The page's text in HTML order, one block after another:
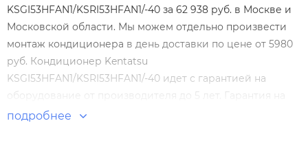
KSGI53HFAN1/KSRI53HFAN1/-40 за 62 938 руб. в Москве и
Московской области. Мы можем отдельно произвести
монтаж кондиционера в день доставки по цене от 5980
руб. Кондиционер Kentatsu
KSGI53HFAN1/KSRI53HFAN1/-40 идет с гарантией на
оборудование от производителя до 5 лет. Гарантия на
монтаж Кондиционер Kentatsu
подробнее